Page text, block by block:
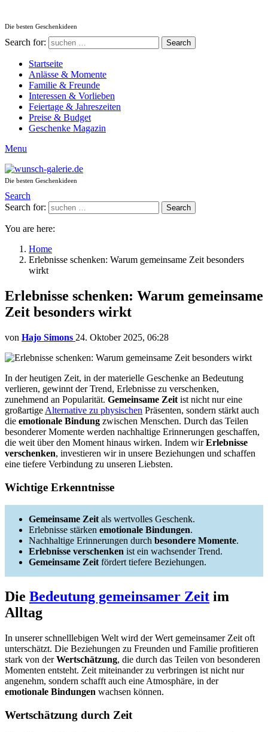
Die besten Geschenkideen
Search for: Search
Startseite
Anlässe & Momente
Familie & Freunde
Interessen & Vorlieben
Feiertage & Jahreszeiten
Preise & Budget
Geschenke Magazin
Menu
Die besten Geschenkideen
Search
Search for:
Search
You are here:
Home
Erlebnisse schenken: Warum gemeinsame Zeit besonders
wirkt
Erlebnisse schenken: Warum gemeinsame
Zeit besonders wirkt
von Hajo Simons 24. Oktober 2025, 06:28
In der heutigen Zeit, in der materielle Geschenke an Bedeutung
verlieren, gewinnt der Trend, Erlebnisse zu verschenken,
zunehmend an Popularität. Gemeinsame Zeit ist nicht nur eine
großartige Alternative zu physischen Präsenten, sondern stärkt auch
die emotionale Bindung zwischen Menschen. Durch das Teilen
besonderer Momente werden nachhaltige Erinnerungen geschaffen,
die weit über den Moment hinaus wirken. Indem wirErlebnisse
verschenken, investieren wir in unsere Beziehungen und schaffen
eine tiefere Verbindung zu unseren Liebsten.
Wichtige Erkenntnisse
Gemeinsame Zeit als wertvolles Geschenk.
Erlebnisse stärken emotionale Bindungen.
Nachhaltige Erinnerungen durch besondere Momente.
Erlebnisse verschenken ist ein wachsender Trend.
Gemeinsame Zeit fördert tiefere Beziehungen.
Die Bedeutung gemeinsamer Zeit im
Alltag
In unserer schnelllebigen Welt wird der Wert gemeinsamer Zeit oft
unterschätzt. Die Beziehungen zu Freunden und Familie profitieren
stark von derWertschätzung, die durch das Teilen von besonderen
Momenten entsteht. Zeit miteinander zu verbringen ist nicht nur
angenehm, sondern schafft auch eine Atmosphäre, in der
emotionale Bindungen wachsen können.
Wertschätzung durch Zeit